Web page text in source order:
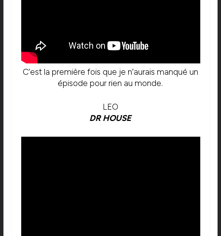
C’est la première fois que je n’aurais manqué un
épisode pour rien au monde.
LEO
DR HOUSE